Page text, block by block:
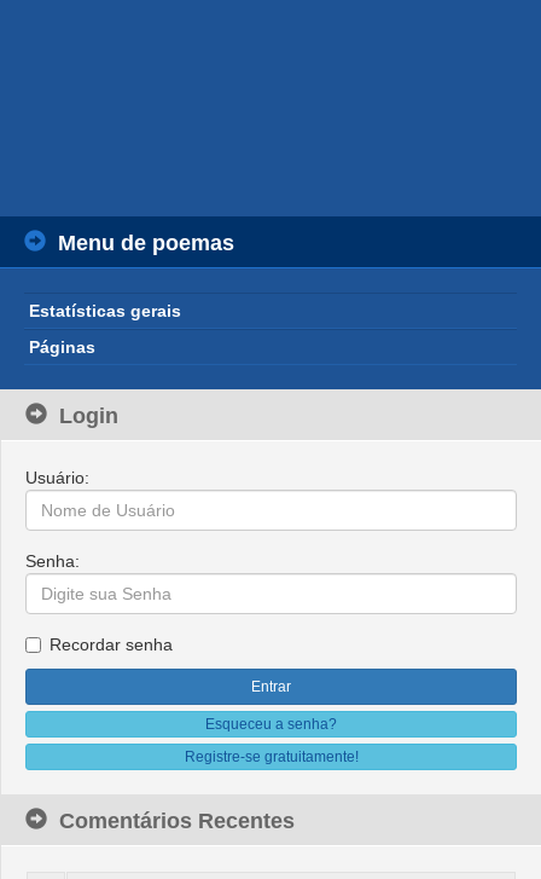
Menu de poemas
Estatísticas gerais
Páginas
Login
Usuário:
Senha:
Recordar senha
Esqueceu a senha?
Registre-se gratuitamente!
Comentários Recentes